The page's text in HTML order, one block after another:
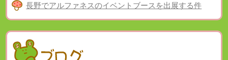
長野でアルファネスのイベントブースを出展する件